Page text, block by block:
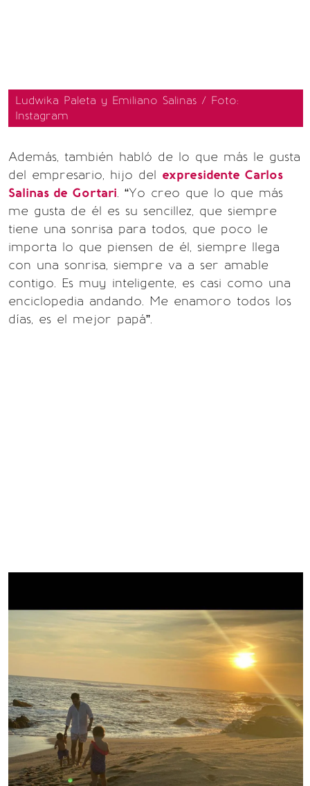
Ludwika Paleta y Emiliano Salinas / Foto:
Instagram
Además, también habló de lo que más le gusta
del empresario, hijo del expresidente Carlos
Salinas de Gortari. “Yo creo que lo que más
me gusta de él es su sencillez, que siempre
tiene una sonrisa para todos, que poco le
importa lo que piensen de él, siempre llega
con una sonrisa, siempre va a ser amable
contigo. Es muy inteligente, es casi como una
enciclopedia andando. Me enamoro todos los
días, es el mejor papá”.